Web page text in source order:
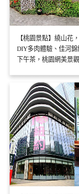
【桃園景點】繞山花
DIY多肉體驗、佳河
下午茶，桃園網美景